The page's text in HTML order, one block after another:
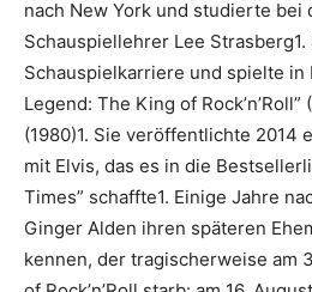
nach New York und studierte bei
Schauspiellehrer Lee
Schauspielkarriere und spielte in
Legend: The King of Rock’n’Roll”
(1980)1. Sie veröffentlichte 2014
mit Elvis, das es in die
Times” schaffte1. Einige Jahre
Ginger Alden ihren späteren
kennen, der tragischerweise am